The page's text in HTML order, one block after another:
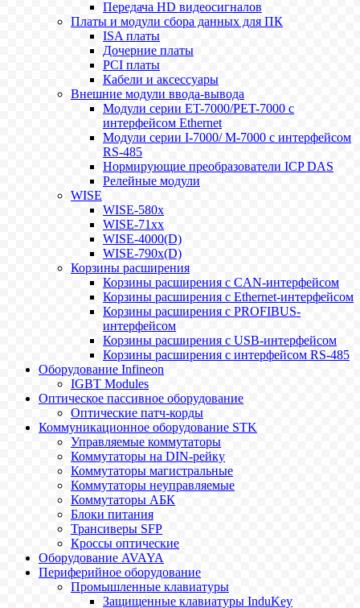
Передача HD видеосигналов
Платы и модули сбора данных для ПК
ISA платы
Дочерние платы
PCI платы
Кабели и аксессуары
Внешние модули ввода-вывода
Модули серии ET-7000/PET-7000 с
интерфейсом Ethernet
Модули серии I-7000/ M-7000 с интерфейсом
RS-485
Нормирующие преобразователи ICP DAS
Релейные модули
WISE
WISE-580x
WISE-71xx
WISE-4000(D)
WISE-790x(D)
Корзины расширения
Корзины расширения с CAN-интерфейсом
Корзины расширения с Ethernet-интерфейсом
Корзины расширения с PROFIBUS-
интерфейсом
Корзины расширения с USB-интерфейсом
Корзины расширения с интерфейсом RS-485
Оборудование Infineon
IGBT Modules
Оптическое пассивное оборудование
Оптические патч-корды
Коммуникационное оборудование STK
Управляемые коммутаторы
Коммутаторы на DIN-рейку
Коммутаторы магистральные
Коммутаторы неуправляемые
Коммутаторы АБК
Блоки питания
Трансиверы SFP
Кроссы оптические
Оборудование AVAYA
Периферийное оборудование
Промышленные клавиатуры
Защищенные клавиатуры InduKey